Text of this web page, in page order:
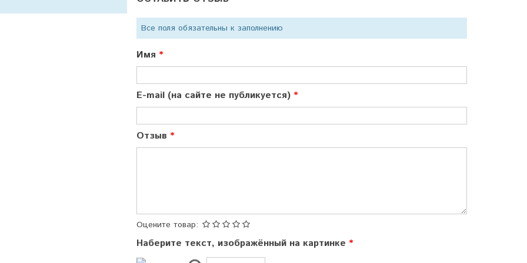
Все поля обязательны к заполнению
Имя
E-mail (на сайте не публикуется)
Отзыв
Оцените товар:
Наберите текст, изображённый на картинке